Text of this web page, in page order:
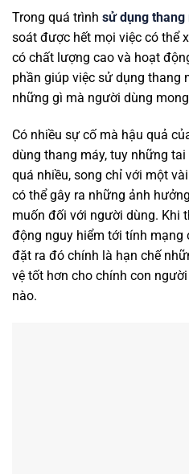
Trong quá trình sử dụng thang
soát được hết mọi việc có thể
có chất lượng cao và hoạt
phần giúp việc sử dụng thang
những gì mà người dùng
Có nhiều sự cố mà hậu quả
dùng thang máy, tuy những
quá nhiều, song chỉ với một
có thể gây ra những ảnh
muốn đối với người dùng. Khi
động nguy hiểm tới tính mạng
đặt ra đó chính là hạn chế
vệ tốt hơn cho chính con
nào.